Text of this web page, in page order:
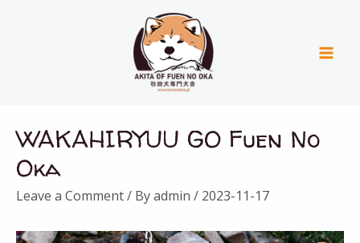
WAKAHIRYUU GO Fuen No
Oka
Leave a Comment/ Byadmin / 2023-11-17
wpisu